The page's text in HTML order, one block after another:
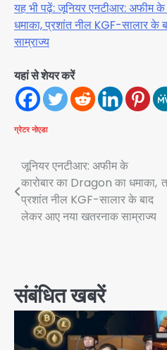
यह भी पढ़ें: जूनियर एनटीआर: अफीम
धमाका, प्रशांत नील KGF-सालार
साम्राज्य
यहां से शेयर करें
ग्रेटर नोएडा
Post
navigation
जूनियर एनटीआर: अफीम के
कारोबार का Dragon का धमाका,
प्रशांत नील KGF-सालार के बाद
लेकर आए नया खतरनाक साम्राज्य
संबंधित खबरें